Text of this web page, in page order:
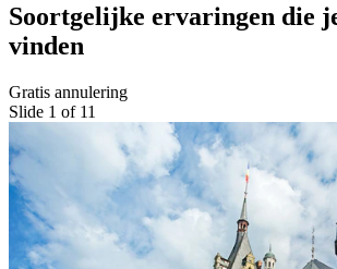
Soortgelijke ervaringen die
vinden
Gratis annulering
Slide 1 of 11